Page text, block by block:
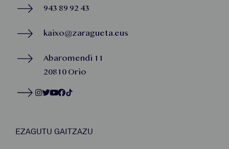
943 89 92 43
kaixo@zaragueta.eus
Abaromendi 11
20810 Orio
EZAGUTU GAITZAZU